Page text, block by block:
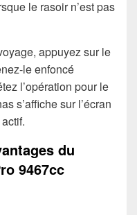
le rasoir n’est pas
appuyez sur le
le enfoncé
l’opération pour le
s’affiche sur l’écran
du
9467cc